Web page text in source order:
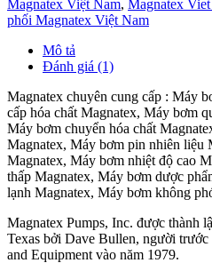
Magnatex Việt Nam, Magnatex
phối Magnatex Việt Nam
Mô tả
Đánh giá (1)
Magnatex chuyên cung cấp : Máy
cấp hóa chất Magnatex, Máy bơm
Máy bơm chuyển hóa chất
Magnatex, Máy bơm pin nhiên liệu
Magnatex, Máy bơm nhiệt độ cao
thấp Magnatex, Máy bơm dược
lạnh Magnatex, Máy bơm không
Magnatex Pumps, Inc. được thành
Texas bởi Dave Bullen, người
and Equipment vào năm 1979.